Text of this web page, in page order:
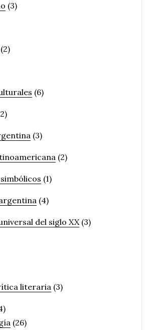
(3)
(2)
(6)
(3)
(2)
(1)
(4)
del siglo XX(3)
literaria (3)
(26)